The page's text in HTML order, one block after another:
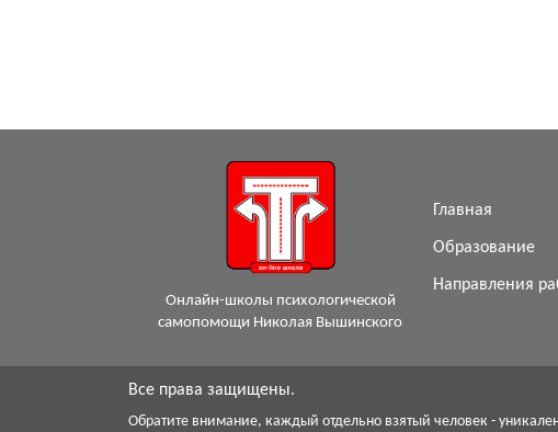
Онлайн-школы психологической
самопомощи Николая Вышинского
Главная
Образование
Направления
Все права защищены.
Обратите внимание, каждый отдельно взятый человек -